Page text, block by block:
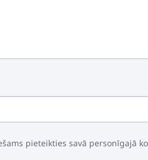
pieteikties savā personīgajā